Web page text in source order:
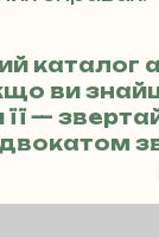
каталог
ви
її —